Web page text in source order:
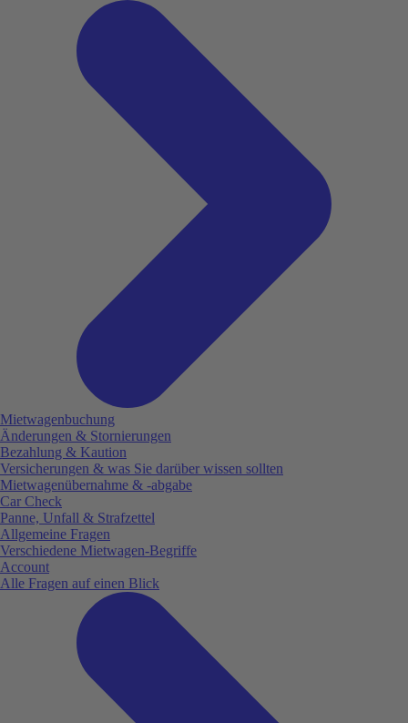
Mietwagenbuchung
Änderungen & Stornierungen
Bezahlung & Kaution
Versicherungen & was Sie darüber wissen sollten
Mietwagenübernahme & -abgabe
Car Check
Panne, Unfall & Strafzettel
Allgemeine Fragen
Verschiedene Mietwagen-Begriffe
Account
Alle Fragen auf einen Blick